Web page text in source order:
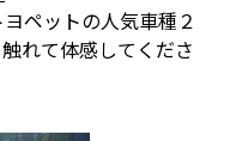
ペットの人気車種２
れて体感してくださ